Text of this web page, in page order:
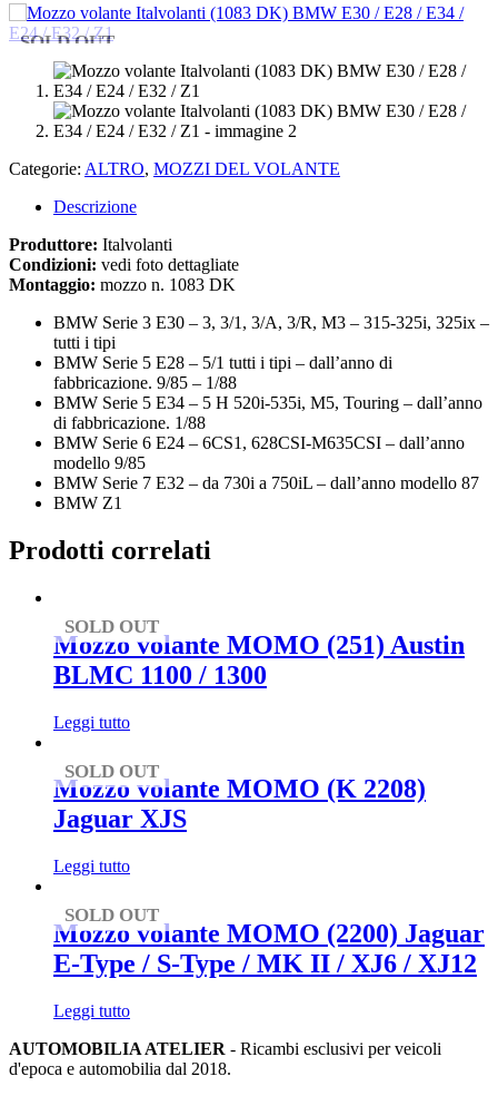
SOLD OUT
Categorie: ALTRO, MOZZI DEL VOLANTE
Descrizione
Produttore: Italvolanti
Condizioni: vedi foto dettagliate
Montaggio: mozzo n. 1083 DK
BMW Serie 3 E30 – 3, 3/1, 3/A, 3/R, M3 – 315-325i, 325ix –
tutti i tipi
BMW Serie 5 E28 – 5/1 tutti i tipi – dall’anno di
fabbricazione. 9/85 – 1/88
BMW Serie 5 E34 – 5 H 520i-535i, M5, Touring – dall’anno
di fabbricazione. 1/88
BMW Serie 6 E24 – 6CS1, 628CSI-M635CSI – dall’anno
modello 9/85
BMW Serie 7 E32 – da 730i a 750iL – dall’anno modello 87
BMW Z1
Prodotti correlati
SOLD OUT
Mozzo volante MOMO (251) Austin
BLMC 1100 / 1300
Leggi tutto
SOLD OUT
Mozzo volante MOMO (K 2208)
Jaguar XJS
Leggi tutto
SOLD OUT
Mozzo volante MOMO (2200) Jaguar
E-Type / S-Type / MK II / XJ6 / XJ12
Leggi tutto
AUTOMOBILIA ATELIER - Ricambi esclusivi per veicoli
d'epoca e automobilia dal 2018.